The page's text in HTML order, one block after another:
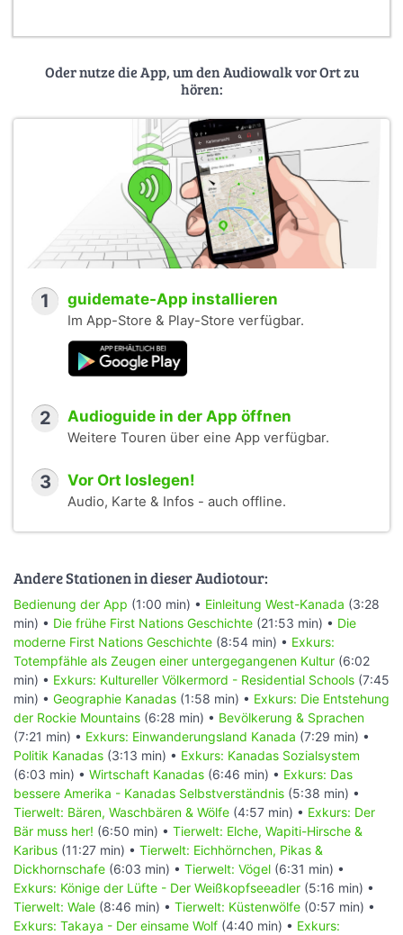
Oder nutze die App, um den Audiowalk vor Ort zu
hören:
1 guidemate-App installieren
Im App-Store & Play-Store verfügbar.
2 Audioguide in der App öffnen
Weitere Touren über eine App verfügbar.
3 Vor Ort loslegen!
Audio, Karte & Infos - auch offline.
Andere Stationen in dieser Audiotour:
Bedienung der App (1:00 min) • Einleitung West-Kanada (3:28
min) • Die frühe First Nations Geschichte (21:53 min) • Die
moderne First Nations Geschichte (8:54 min) • Exkurs:
Totempfähle als Zeugen einer untergegangenen Kultur (6:02
min) • Exkurs: Kultureller Völkermord - Residential Schools (7:45
min) • Geographie Kanadas (1:58 min) • Exkurs: Die Entstehung
der Rockie Mountains (6:28 min) • Bevölkerung & Sprachen
(7:21 min) • Exkurs: Einwanderungsland Kanada (7:29 min) •
Politik Kanadas (3:13 min) • Exkurs: Kanadas Sozialsystem
(6:03 min) • Wirtschaft Kanadas (6:46 min) • Exkurs: Das
bessere Amerika - Kanadas Selbstverständnis (5:38 min) •
Tierwelt: Bären, Waschbären & Wölfe (4:57 min) • Exkurs: Der
Bär muss her! (6:50 min) • Tierwelt: Elche, Wapiti-Hirsche &
Karibus (11:27 min) • Tierwelt: Eichhörnchen, Pikas &
Dickhornschafe (6:03 min) • Tierwelt: Vögel (6:31 min) •
Exkurs: Könige der Lüfte - Der Weißkopfseeadler (5:16 min) •
Tierwelt: Wale (8:46 min) • Tierwelt: Küstenwölfe (0:57 min) •
Exkurs: Takaya - Der einsame Wolf (4:40 min) • Exkurs: